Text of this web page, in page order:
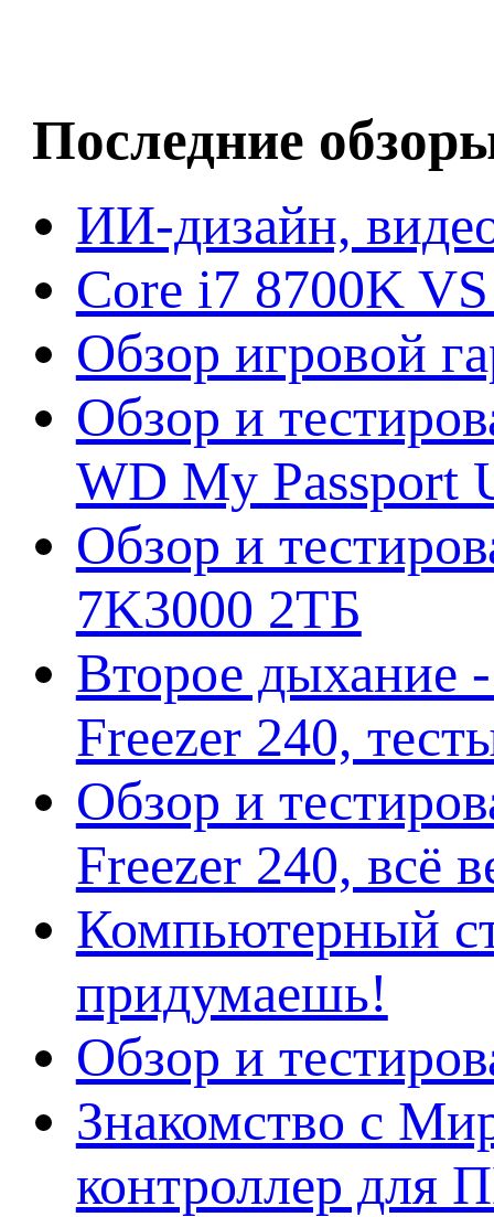
Последние
ИИ-дизайн,
Core i7 8700K
Обзор игровой
Обзор и
WD My Passport
Обзор и
7K3000 2ТБ
Второе дыхание
Freezer 240,
Обзор и
Freezer 240, всё
Компьютерный
придумаешь!
Обзор и
Знакомство с
контроллер для